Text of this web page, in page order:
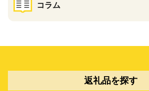
コラム
返礼品を探す